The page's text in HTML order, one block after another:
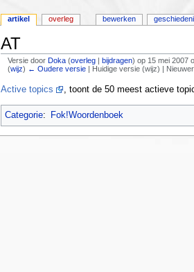
AT
Versie doorDoka (overleg |bijdragen) op 15 mei 2007
(wijz) ← Oudere versie | Huidige versie (wijz) |
Active topics
, toont de 50 meest actieve
Categorie: Fok!Woordenboek
artikel overleg bewerken